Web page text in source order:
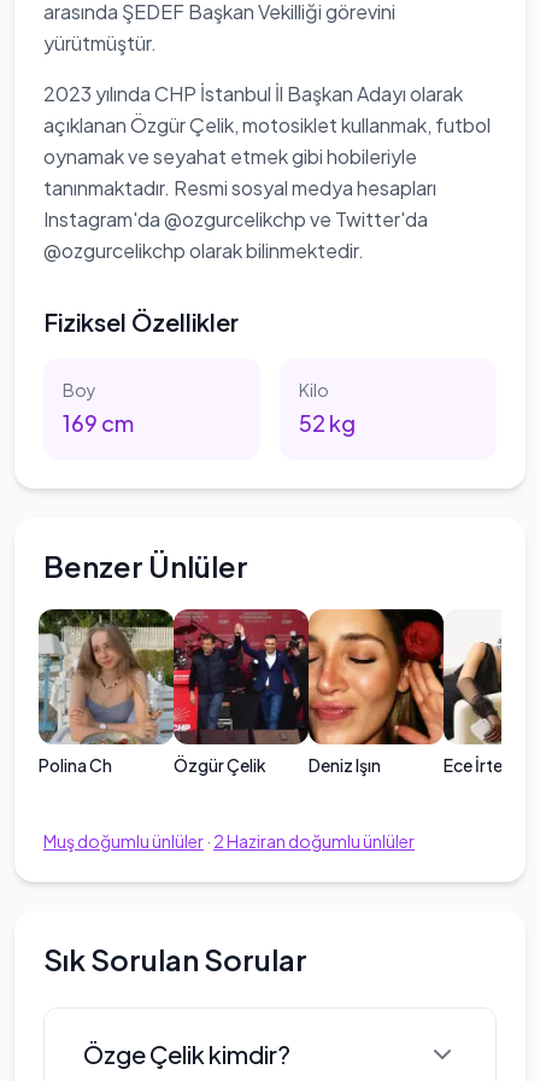
arasında ŞEDEF Başkan Vekilliği görevini
yürütmüştür.
2023 yılında CHP İstanbul İl Başkan Adayı olarak
açıklanan Özgür Çelik, motosiklet kullanmak, futbol
oynamak ve seyahat etmek gibi hobileriyle
tanınmaktadır. Resmi sosyal medya hesapları
Instagram'da @ozgurcelikchp ve Twitter'da
@ozgurcelikchp olarak bilinmektedir.
Fiziksel Özellikler
Boy
169 cm
Kilo
52 kg
Benzer Ünlüler
Polina Ch Özgür Çelik Deniz Işın Ece İrtem
Muşdoğumlu ünlüler· 2Haziran doğumlu ünlüler
Sık Sorulan Sorular
Özge Çelik kimdir?